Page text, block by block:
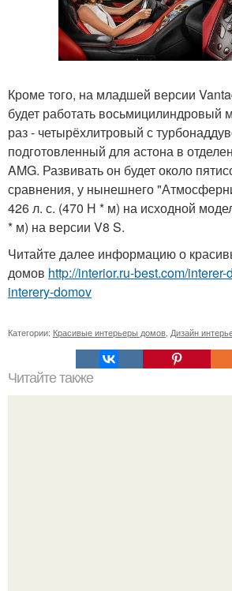
Кроме того, на младшей версии
будет работать восьмицилиндровый
раз - четырёхлитровый с
подготовленный для астона в
AMG. Развивать он будет около
сравнения, у нынешнего
426 л. с. (470 Н * м) на исходной
* м) на версии V8 S.
Читайте далее информацию о
домов http://interior.ru-best.com/
interery-domov
Категории: Красивые интерьеры домов Дизайн
Читайте также